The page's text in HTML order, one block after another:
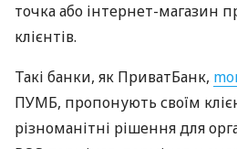
точка або інтернет-магазин
клієнтів.
Такі банки, як ПриватБанк,
ПУМБ, пропонують своїм
різноманітні рішення для